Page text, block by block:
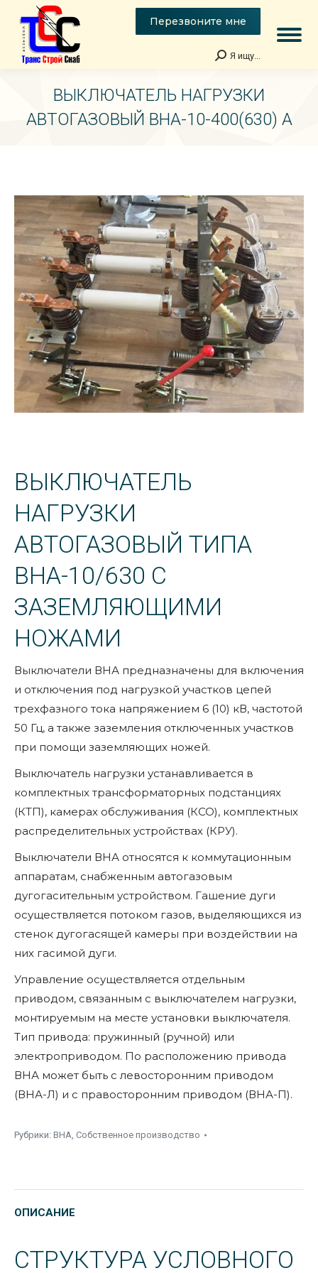
Перезвоните мне
Поиск:
Я ищу...
ВЫКЛЮЧАТЕЛЬ НАГРУЗКИ
АВТОГАЗОВЫЙ ВНА-10-400(630) А
ВЫКЛЮЧАТЕЛЬ
НАГРУЗКИ
АВТОГАЗОВЫЙ ТИПА
ВНА-10/630 С
ЗАЗЕМЛЯЮЩИМИ
НОЖАМИ
Выключатели ВНА предназначены для включения
и отключения под нагрузкой участков цепей
трехфазного тока напряжением 6 (10) кВ, частотой
50 Гц, а также заземления отключенных участков
при помощи заземляющих ножей.
Выключатель нагрузки устанавливается в
комплектных трансформаторных подстанциях
(КТП), камерах обслуживания (КСО), комплектных
распределительных устройствах (КРУ).
Выключатели ВНА относятся к коммутационным
аппаратам, снабженным автогазовым
дугогасительным устройством. Гашение дуги
осуществляется потоком газов, выделяющихся из
стенок дугогасящей камеры при воздействии на
них гасимой дуги.
Управление осуществляется отдельным
приводом, связанным с выключателем нагрузки,
монтируемым на месте установки выключателя.
Тип привода: пружинный (ручной) или
электроприводом. По расположению привода
ВНА может быть с левосторонним приводом
(ВНА-Л) и с правосторонним приводом (ВНА-П).
Рубрики: ВНА, Собственное производство
ОПИСАНИЕ
СТРУКТУРА УСЛОВНОГО